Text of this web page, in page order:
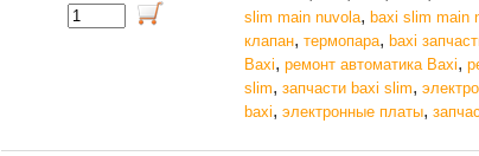
slim main nuvola, baxi slim main
клапан, термопара, baxi
Baxi, ремонт автоматика Baxi,
slim, запчасти baxi slim,
baxi, электронные платы,